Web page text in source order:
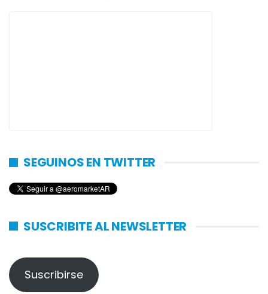
SEGUINOS EN TWITTER
SUSCRIBITE AL NEWSLETTER
Suscribirse